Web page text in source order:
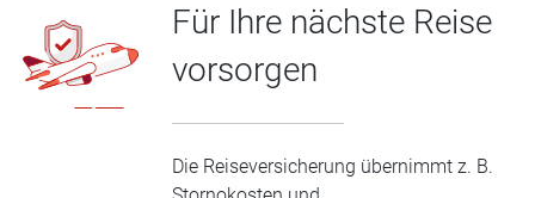
Für Ihre nächste Reise
vorsorgen
Die Reiseversicherung übernimmt z. B.